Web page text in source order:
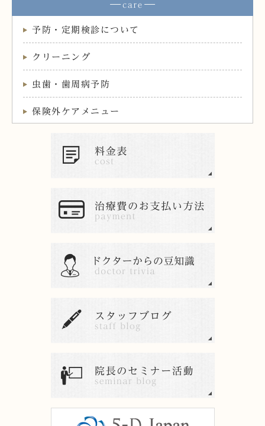
予防・定期検診について
クリーニング
虫歯・歯周病予防
保険外ケアメニュー